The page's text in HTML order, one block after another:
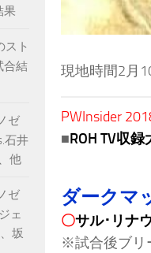
現地時間2月
PWInsider
■ROH TV収
ダークマ
〇サル･リナ
※試合後ブリ
果
スト
合結
ゼ
石井
他
ゼ
ェ
坂